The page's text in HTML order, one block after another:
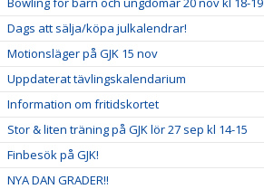
Dags att sälja/köpa julkalendrar!
Motionsläger på GJK 15 nov
Uppdaterat tävlingskalendarium
Information om fritidskortet
Stor & liten träning på GJK lör 27 sep kl 14-15
Finbesök på GJK!
NYA DAN GRADER!!